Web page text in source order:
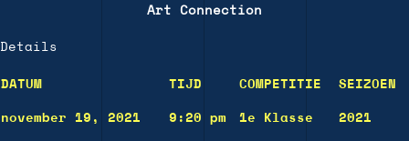
Art Connection
Details
DATUM TIJD COMPETITIE SEIZOEN
november 19, 2021 9:20 pm 1e Klasse 2021